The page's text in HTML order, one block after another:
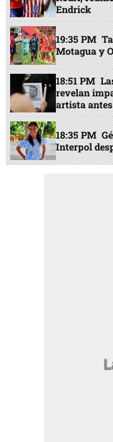
Endrick
19:35 PM
Motagua y
18:51 PM
revelan
artista
18:35 PM
Interpol